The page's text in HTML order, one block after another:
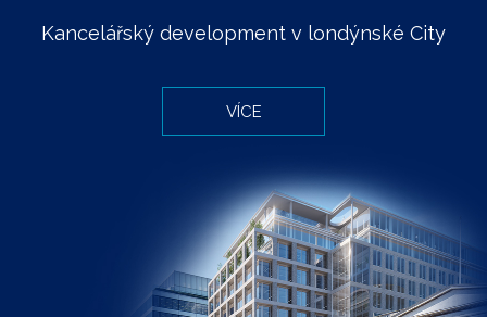
Kancelářský development v londýnské City
VÍCE